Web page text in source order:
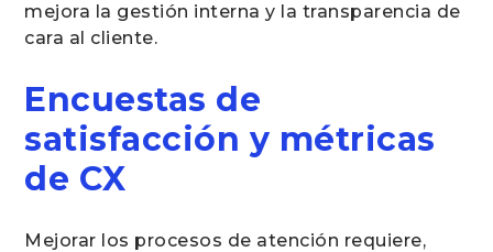
mejora la gestión interna y la transparencia de
cara al cliente.
Encuestas de
satisfacción y métricas
de CX
Mejorar los procesos de atención requiere,